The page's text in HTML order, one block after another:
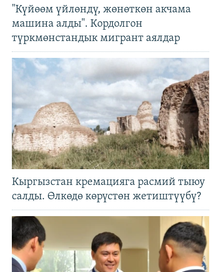
"Күйөөм үйлөндү, жөнөткөн акчама
машина алды". Кордолгон
түркмөнстандык мигрант аялдар
Кыргызстан кремацияга расмий тыюу
салды. Өлкөдө көрүстөн жетиштүүбү?